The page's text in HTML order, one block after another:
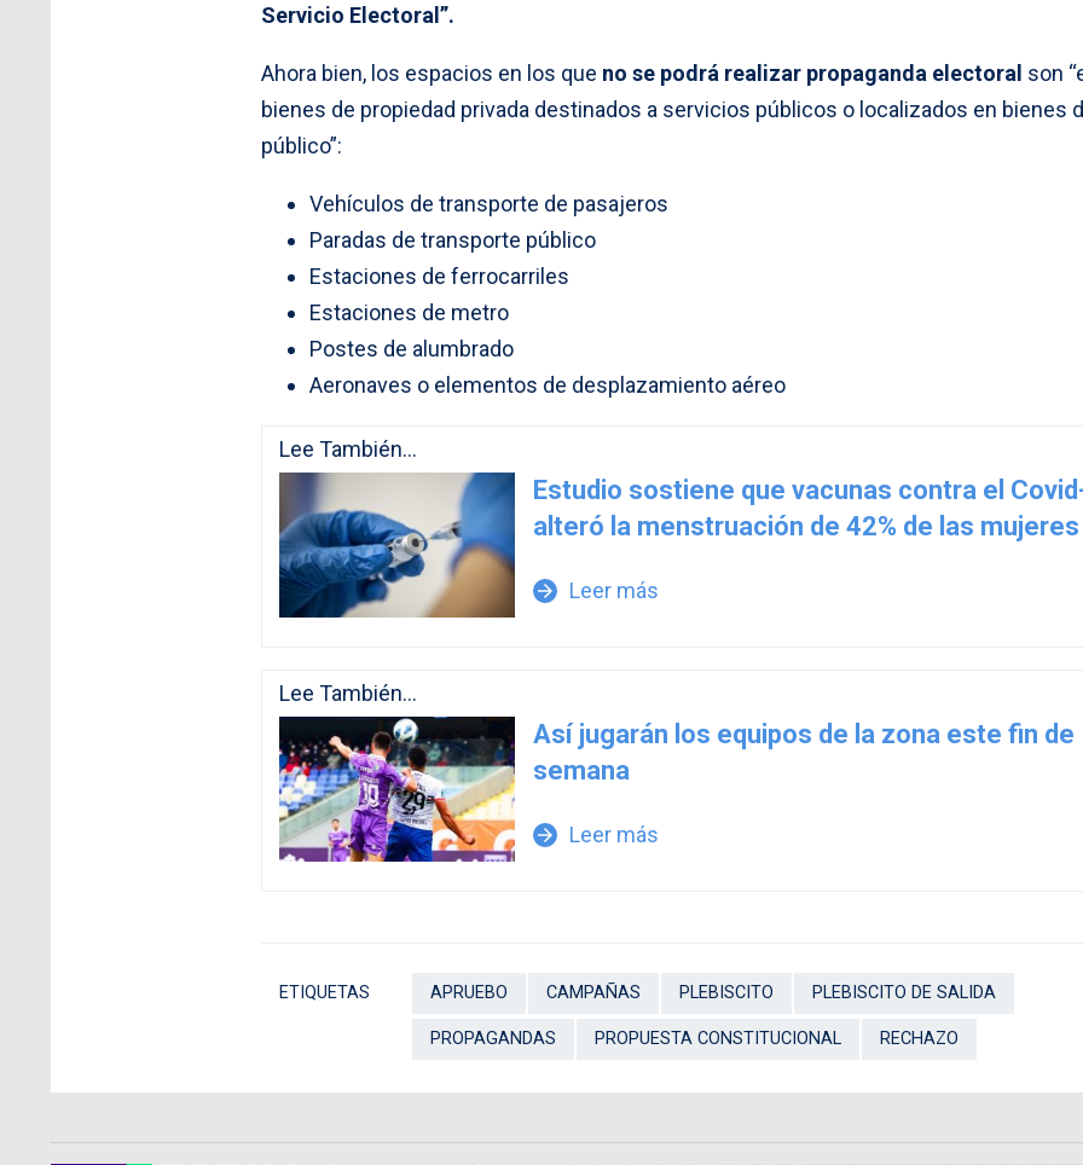
Servicio Electoral”.
Ahora bien, los espacios en los que no se podrá realizar propaganda electoral son
bienes de propiedad privada destinados a servicios públicos o localizados en bienes
público”:
Vehículos de transporte de pasajeros
Paradas de transporte público
Estaciones de ferrocarriles
Estaciones de metro
Postes de alumbrado
Aeronaves o elementos de desplazamiento aéreo
Lee También...
Estudio sostiene que vacunas contra el
alteró la menstruación de 42% de las mujeres
arrow_forward Leer más
Lee También...
Así jugarán los equipos de la zona este fin de
semana
arrow_forward Leer más
ETIQUETAS APRUEBO CAMPAÑAS PLEBISCITO PLEBISCITO DE SALIDA
PROPAGANDAS PROPUESTA CONSTITUCIONAL RECHAZO